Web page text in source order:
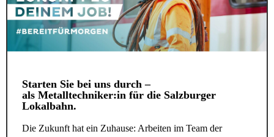
Starten Sie bei uns durch –
als Metalltechniker:in für die Salzburger
Lokalbahn.
Die Zukunft hat ein Zuhause: Arbeiten im Team der